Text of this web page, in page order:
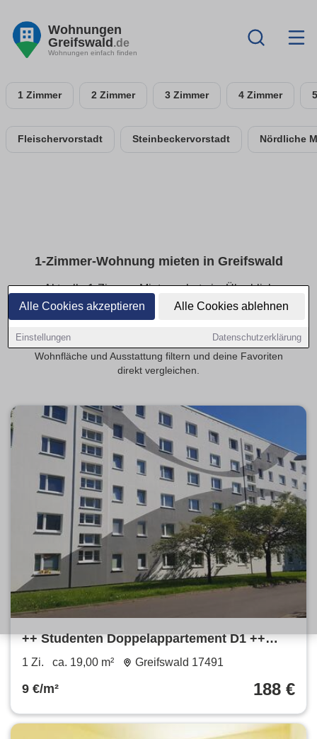
Alle Cookies akzeptieren Alle Cookies ablehnen
Einstellungen Datenschutzerklärung
Wohnungen
Greifswald.de
Wohnungen einfach finden
1 Zimmer 2 Zimmer 3 Zimmer 4 Zimmer
Fleischervorstadt Steinbeckervorstadt Nördliche
1-Zimmer-Wohnung mieten in Greifswald
Aktuelle 1-Zimmer-Mietangebote im Überblick
Finde deine 1-Zimmer-Wohnung in Greifswald – ideal für
Greifswald.de kannst du aktuelle Angebote nach Mietpreis,
Wohnfläche und Ausstattung filtern und deine Favoriten
direkt vergleichen.
++ Studenten Doppelappartement D1 ++
möbliert zu vermieten ++
1 Zi. ca. 19,00 m² Greifswald 17491
9 €/m² 188 €